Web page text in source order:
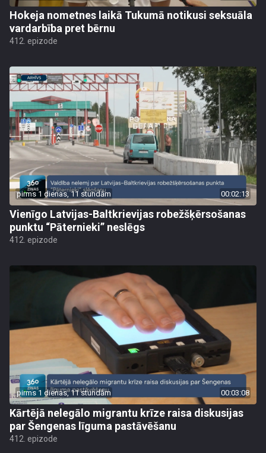
Hokeja nometnes laikā Tukumā notikusi seksuāla
vardarbība pret bērnu
412. epizode
pirms 1 dienas, 11 stundām 00:02:13
Vienīgo Latvijas-Baltkrievijas robežšķērsošanas
punktu “Pāternieki” neslēgs
412. epizode
pirms 1 dienas, 11 stundām 00:03:08
Kārtējā nelegālo migrantu krīze raisa diskusijas
par Šengenas līguma pastāvēšanu
412. epizode